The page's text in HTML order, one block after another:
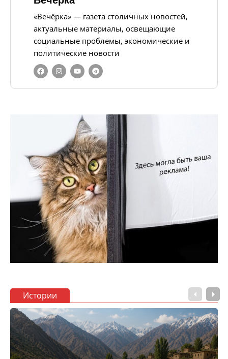
«Вечёрка» — газета столичных новостей,
актуальные материалы, освещающие
социальные проблемы, экономические и
политические новости
Истории